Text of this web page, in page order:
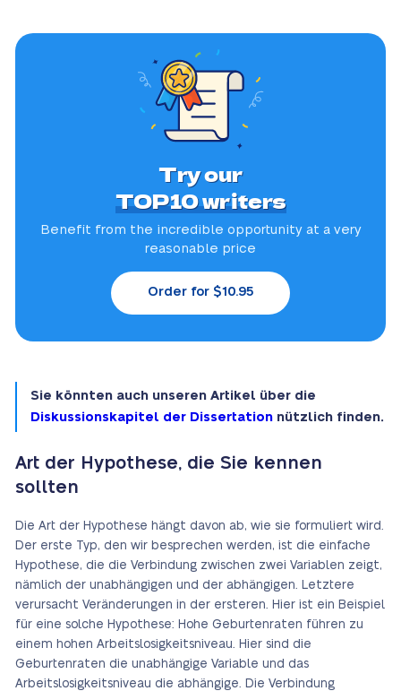
Try our
TOP10 writers
Benefit from the incredible opportunity at a very
reasonable price
Order for $10.95
Sie könnten auch unseren Artikel über die
Diskussionskapitel der Dissertation nützlich finden.
Art der Hypothese, die Sie kennen
sollten
Die Art der Hypothese hängt davon ab, wie sie formuliert wird.
Der erste Typ, den wir besprechen werden, ist die einfache
Hypothese, die die Verbindung zwischen zwei Variablen zeigt,
nämlich der unabhängigen und der abhängigen. Letztere
verursacht Veränderungen in der ersteren. Hier ist ein Beispiel
für eine solche Hypothese: Hohe Geburtenraten führen zu
einem hohen Arbeitslosigkeitsniveau. Hier sind die
Geburtenraten die unabhängige Variable und das
Arbeitslosigkeitsniveau die abhängige. Die Verbindung